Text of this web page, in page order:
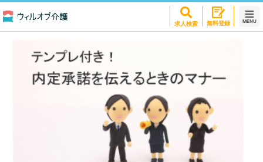
求人検索 無料登録 MENU
お悩み解消の転職お役立ち情報